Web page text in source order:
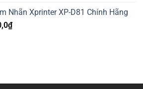
Nhãn Xprinter XP-D81 Chính Hãng
₫